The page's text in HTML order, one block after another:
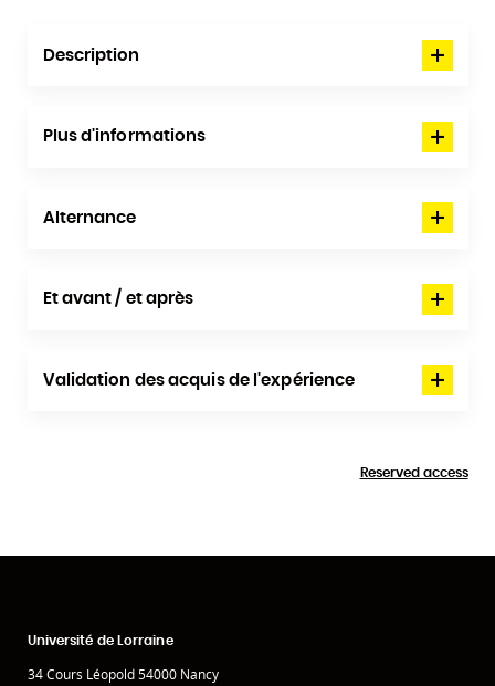
Description
Plus d'informations
Alternance
Et avant / et après
Validation des acquis de l'expérience
Reserved access
Université de Lorraine
34 Cours Léopold 54000 Nancy